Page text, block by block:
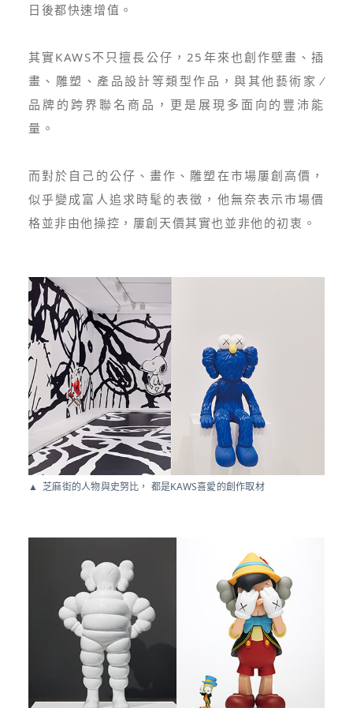
日後都快速增值。
其實KAWS不只擅長公仔，25年來也創作壁畫、插
畫、雕塑、產品設計等類型作品，與其他藝術家 ⁄
品牌的跨界聯名商品，更是展現多面向的豐沛能
量。
而對於自己的公仔、畫作、雕塑在市場屢創高價，
似乎變成富人追求時髦的表徵，他無奈表示市場價
格並非由他操控，屢創天價其實也並非他的初衷。
芝麻街的人物與史努比， 都是KAWS喜愛的創作取材